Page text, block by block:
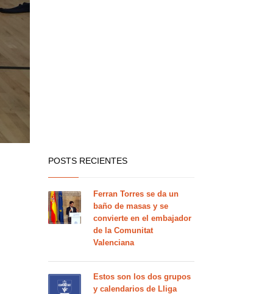
POSTS RECIENTES
Ferran Torres se da un
baño de masas y se
convierte en el embajador
de la Comunitat
Valenciana
Estos son los dos grupos
y calendarios de Lliga